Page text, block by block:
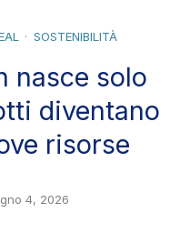
SOSTENIBILITÀ
nasce solo
diventano
risorse
4, 2026